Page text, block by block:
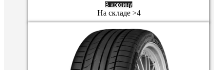
В корзину
На складе >4